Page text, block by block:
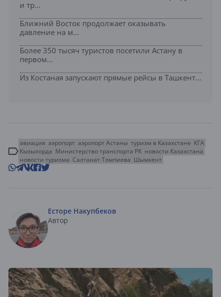
и тр...
Ближний Восток продолжает оказывать
давление на м...
Более 350 тысяч туристов посетили Астану в
первом...
Из Костаная запускают прямые рейсы в Ташкент...
авиация аэропорт аэропорт Астаны туризм в Казахстане КГА
Кызылорда Министерство транспорта РК новости Казахстана
новости туризма Салтанат Томпиева Шымкент
Есторе Накупбеков
Автор